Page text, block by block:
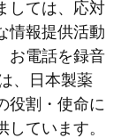
しては、応対
情報提供活動
お電話を録音
、日本製薬
役割・使命に
ています。